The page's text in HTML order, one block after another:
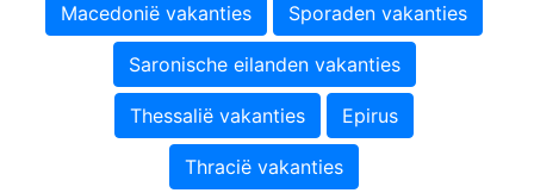
Macedonië vakanties Sporaden vakanties
Saronische eilanden vakanties
Thessalië vakanties Epirus
Thracië vakanties